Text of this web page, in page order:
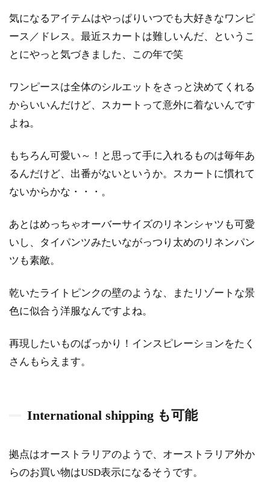
気になるアイテムはやっぱりいつでも大好きなワンピ
ース／ドレス。最近スカートは難しいんだ、というこ
とにやっと気づきました、この年で笑
ワンピースは全体のシルエットをさっと決めてくれる
からいいんだけど、スカートって意外に着ないんです
よね。
もちろん可愛い～！と思って手に入れるものは毎年あ
るんだけど、出番がないというか。スカートに慣れて
ないからかな・・・。
あとはめっちゃオーバーサイズのリネンシャツも可愛
いし、タイパンツみたいながっつり太めのリネンパン
ツも素敵。
乾いたライトピンクの壁のような、またリゾートな景
色に似合う洋服なんですよね。
再現したいものばっかり！インスピレーションをたく
さんもらえます。
International shipping も可能
拠点はオーストラリアのようで、オーストラリア外か
らのお買い物はUSD表示になるそうです。